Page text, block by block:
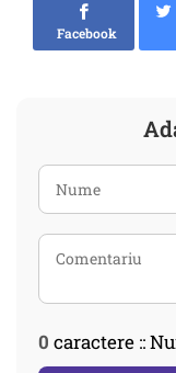
Facebook
0 caractere ::